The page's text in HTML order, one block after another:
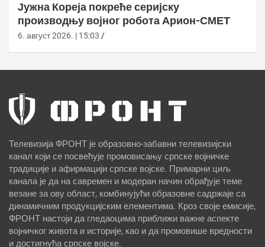
Јужна Кореја покреће серијску
производњу војног робота Арион-СМЕТ
6. август 2026. | 15:03
Телевизија ФРОНТ је образовно-забавни телевизијски
канал који се посвећује промовисању српске војничке
традиције и афирмацији српске војске. Примарни циљ
канала је да на савремен и модеран начин обрађује теме
везане за ову област, комбинујући образовне садржаје са
динамичним продукцијским елементима. Кроз своје емисије,
ФРОНТ настоји да гледаоцима приближи важне аспекте
војничког живота и историје, као и да промовише вредности
и достигнућа српске војске.